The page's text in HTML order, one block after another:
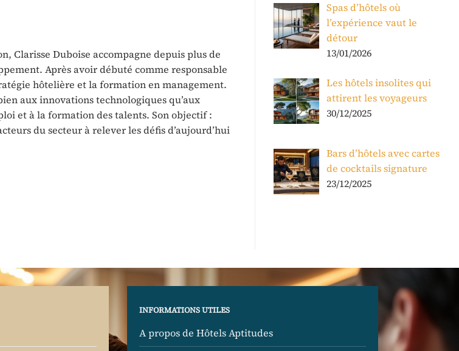
Clarisse Duboise accompagne depuis plus de
Après avoir débuté comme responsable
hôtelière et la formation en management.
aux innovations technologiques qu’aux
et à la formation des talents. Son objectif :
du secteur à relever les défis d’aujourd’hui
Spas d’hôtels où
l’expérience vaut le
détour
13/01/2026
Les hôtels insolites qui
attirent les voyageurs
30/12/2025
Bars d’hôtels avec cartes
de cocktails signature
23/12/2025
INFORMATIONS UTILES
A propos de Hôtels Aptitudes